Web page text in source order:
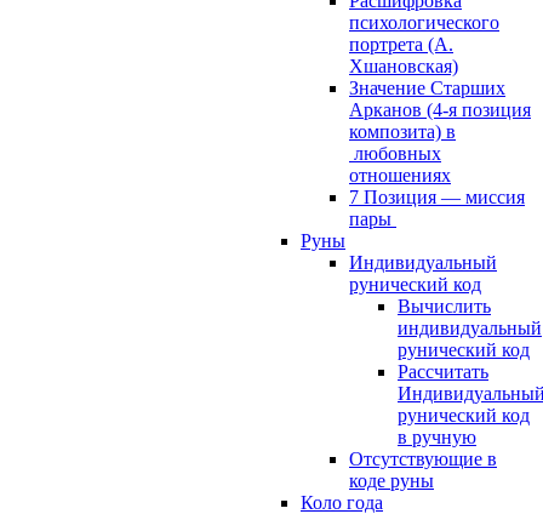
психологического
портрета (А.
Хшановская)
Значение Старших
Арканов (4-я позиция
композита) в
любовных
отношениях
7 Позиция — миссия
пары
Руны
Индивидуальный
рунический код
Вычислить
индивидуальный
рунический код
Рассчитать
рунический код
в ручную
Отсутствующие в
коде руны
Коло года